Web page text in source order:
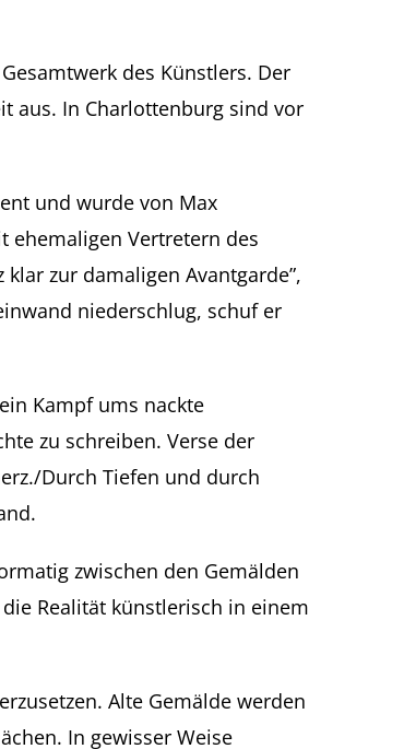
des Künstlers. Der
aus. In Charlottenburg sind vor
und wurde von Max
ehemaligen Vertretern des
zur damaligen Avantgarde”,
niederschlug, schuf er
Kampf ums nackte
zu schreiben. Verse der
Durch Tiefen und durch
zwischen den Gemälden
Realität künstlerisch in einem
Alte Gemälde werden
In gewisser Weise